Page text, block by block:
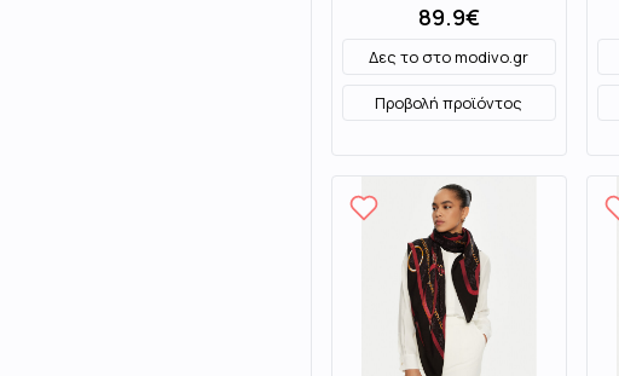
89.9€
Δες το στοmodivo.gr
Προβολή προϊόντος